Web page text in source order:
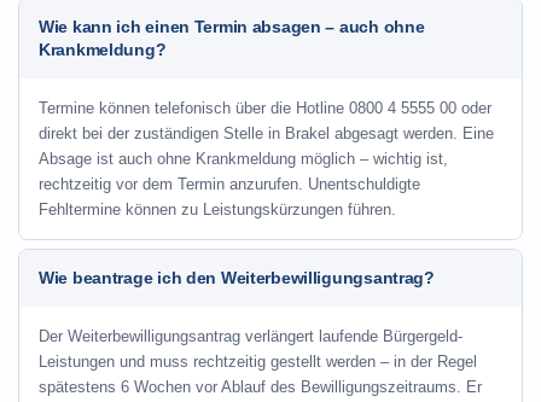
Wie kann ich einen Termin absagen – auch ohne
Krankmeldung?
Termine können telefonisch über die Hotline 0800 4 5555 00 oder
direkt bei der zuständigen Stelle in Brakel abgesagt werden. Eine
Absage ist auch ohne Krankmeldung möglich – wichtig ist,
rechtzeitig vor dem Termin anzurufen. Unentschuldigte
Fehltermine können zu Leistungskürzungen führen.
Wie beantrage ich den Weiterbewilligungsantrag?
Der Weiterbewilligungsantrag verlängert laufende Bürgergeld-
Leistungen und muss rechtzeitig gestellt werden – in der Regel
spätestens 6 Wochen vor Ablauf des Bewilligungszeitraums. Er